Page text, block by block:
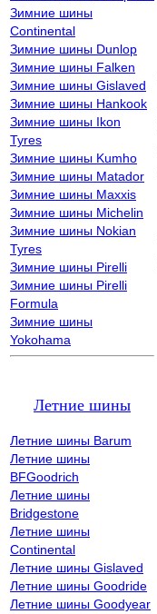
Зимние шины
Continental
Зимние шины Dunlop
Зимние шины Falken
Зимние шины Gislaved
Зимние шины Hankook
Зимние шины Ikon
Tyres
Зимние шины Kumho
Зимние шины Matador
Зимние шины Maxxis
Зимние шины Michelin
Зимние шины Nokian
Tyres
Зимние шины Pirelli
Зимние шины Pirelli
Formula
Зимние шины
Yokohama
Летние шины
Летние шины Barum
Летние шины
BFGoodrich
Летние шины
Bridgestone
Летние шины
Continental
Летние шины Gislaved
Летние шины Goodride
Летние шины Goodyear